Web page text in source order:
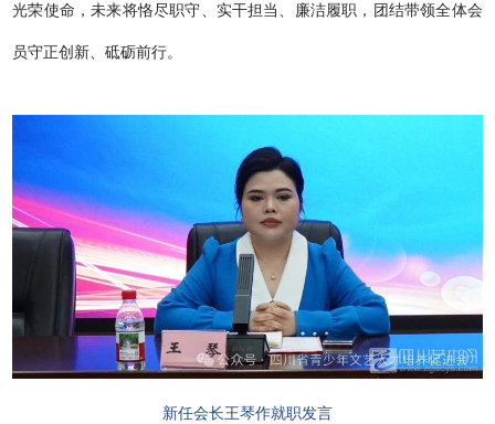
光荣使命，未来将恪尽职守、实干担当、廉洁履职，团结带领全体会
员守正创新、砥砺前行。
新任会长王琴作就职发言